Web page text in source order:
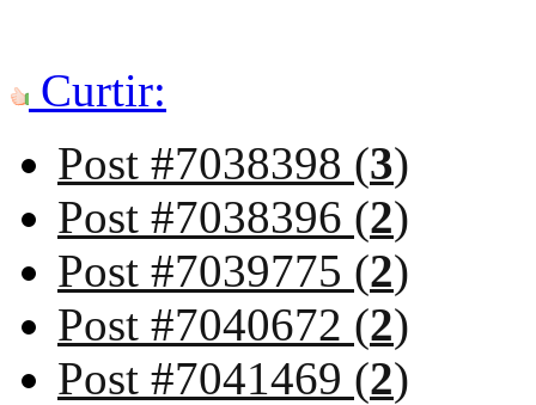
Curtir:
Post #7038398 (3)
Post #7038396 (2)
Post #7039775 (2)
Post #7040672 (2)
Post #7041469 (2)